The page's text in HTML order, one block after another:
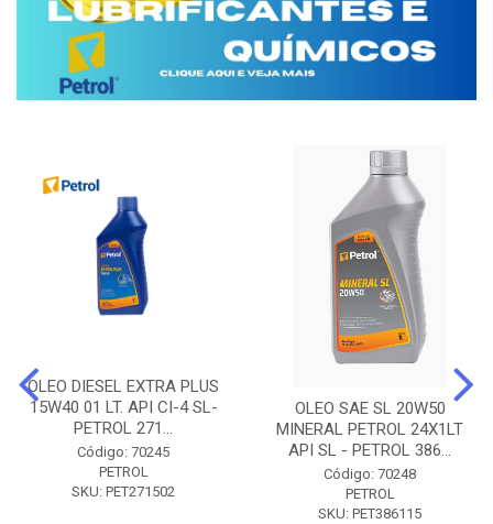
OLEO DIESEL EXTRA PLUS
15W40 01 LT. API CI-4 SL-
PETROL 271...
Código: 70245
PETROL
SKU: PET271502
OLEO SAE SL 20W50
MINERAL PETROL 24X1LT
API SL - PETROL 386...
Código: 70248
PETROL
SKU: PET386115